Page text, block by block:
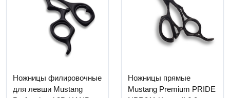
Ножницы филировочные
для левши Mustang
Ножницы прямые
Mustang Premium PRIDE